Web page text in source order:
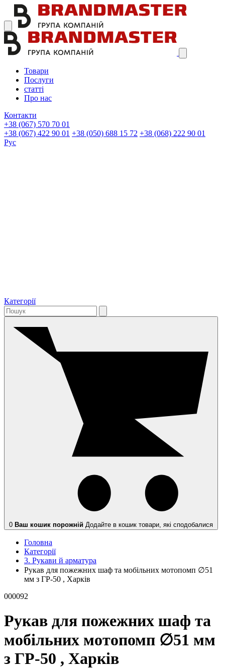
Товари
Послуги
статті
Про нас
Контакти
+38 (067) 570 70 01
+38 (067) 422 90 01 +38 (050) 688 15 72 +38 (068) 222 90 01
Рус
Категорії
0 Ваш кошик порожній Додайте в кошик товари, які сподобалися
Головна
Категорії
3. Рукави й арматура
Рукав для пожежних шаф та мобільних мотопомп ∅51
мм з ГР-50 , Харків
000092
Рукав для пожежних шаф та
мобільних мотопомп ∅51 мм
з ГР-50 , Харків